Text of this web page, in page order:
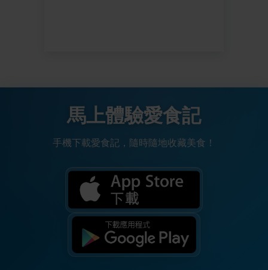
馬上體驗愛食記
手機下載愛食記，隨時隨地收藏美食！